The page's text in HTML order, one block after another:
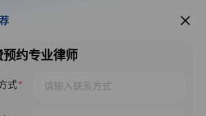
服务推荐
预约专业律师
式